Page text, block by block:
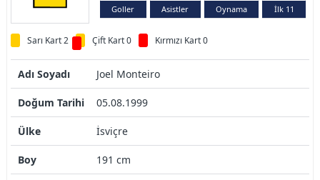
Goller Asistler Oynama İlk 11
Sarı Kart 2 Çift Kart 0 Kırmızı Kart 0
Adı Soyadı Joel Monteiro
Doğum Tarihi 05.08.1999
Ülke İsviçre
Boy 191 cm